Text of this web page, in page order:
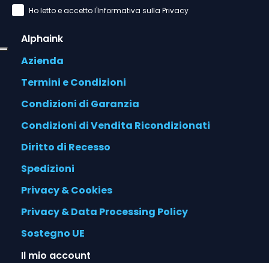
Accettazione Privacy Policy
Ho letto e accetto l'Informativa sulla Privacy
Alphaink
Azienda
Termini e Condizioni
Condizioni di Garanzia
Condizioni di Vendita Ricondizionati
Diritto di Recesso
Spedizioni
Privacy & Cookies
Privacy & Data Processing Policy
Sostegno UE
Il mio account